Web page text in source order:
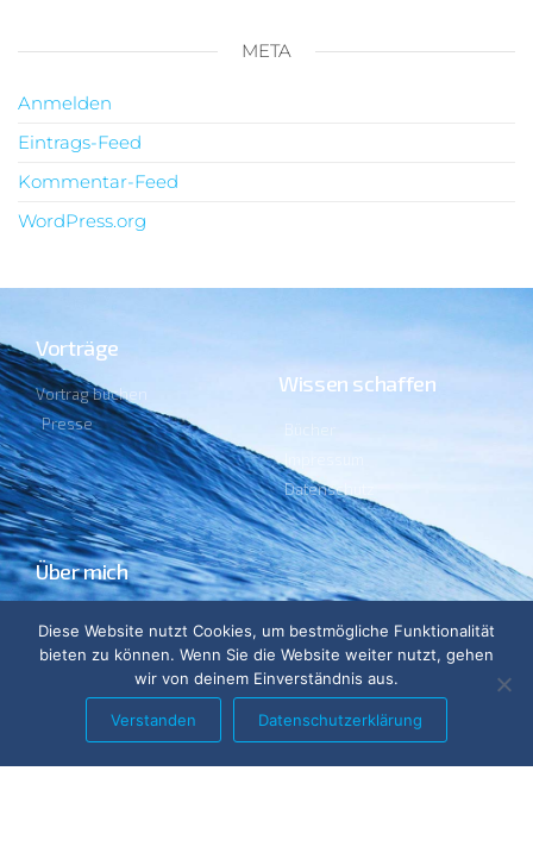
META
Anmelden
Eintrags-Feed
Kommentar-Feed
WordPress.org
Vorträge
Vortrag buchen
Presse
Wissen schaffen
Datenschutz
Über mich
Ehrenämter
„In den kommenden Tagen fristet die Sonne wieder ein
Diese Website nutzt Cookies, um bestmögliche Funktionalität
bieten zu können. Wenn Sie die Website weiter nutzt, gehen
wir von deinem Einverständnis aus.
Verstanden Datenschutzerklärung